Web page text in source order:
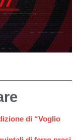
di “Voglio